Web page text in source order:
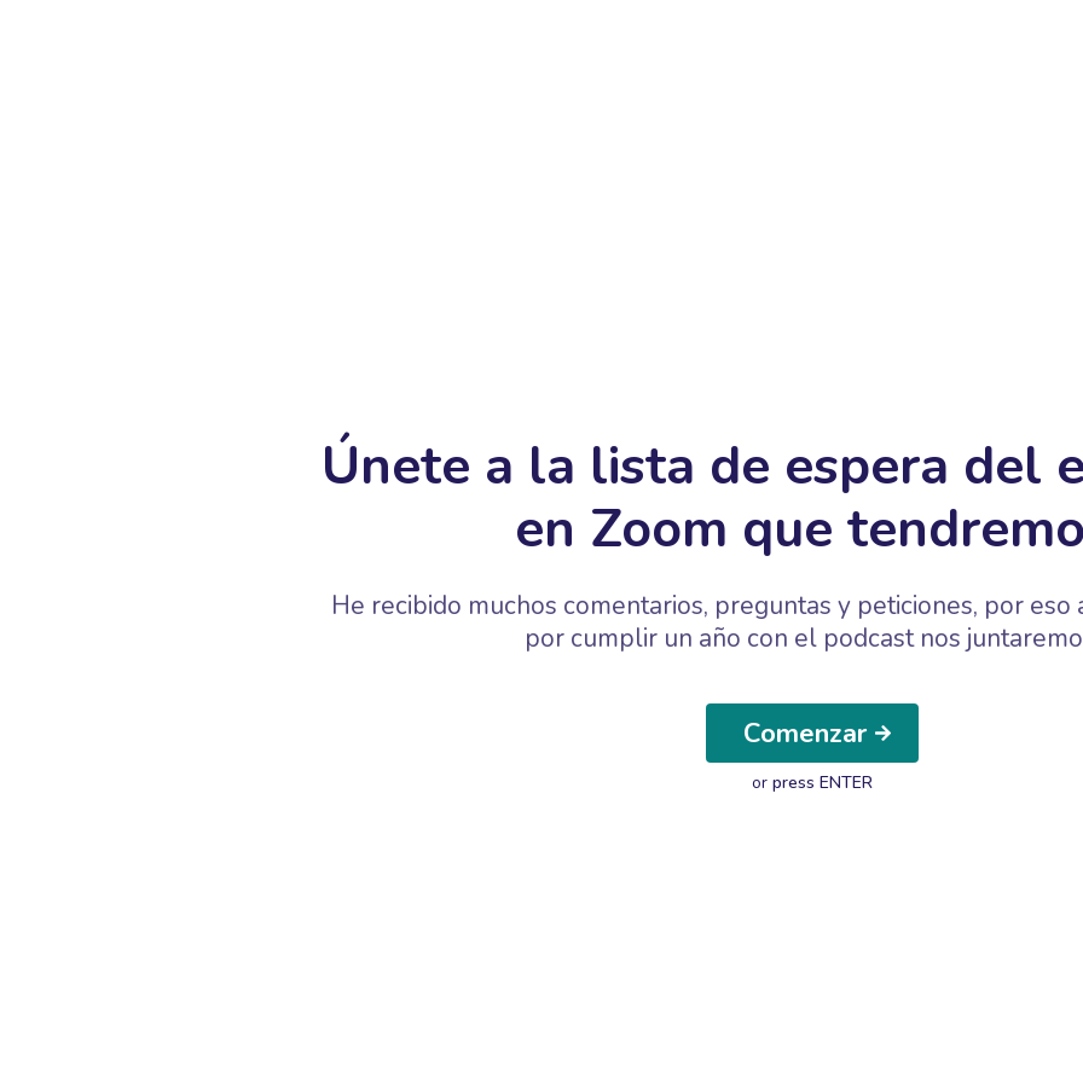
Únete a la lista de espera del
en Zoom que
He recibido muchos comentarios, preguntas y peticiones, por eso
por cumplir un año con el podcast nos
Comenzar
or press ENTER